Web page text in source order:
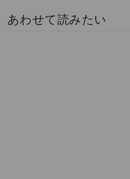
あわせて読みたい